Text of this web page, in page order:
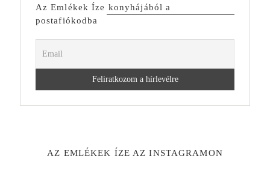
Az Emlékek Íze konyhájából a
postafiókodba
AZ EMLÉKEK ÍZE AZ INSTAGRAMON